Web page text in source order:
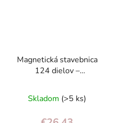
Magnetická stavebnica
124 dielov –
deti 3+ (kreatívna)
Skladom (>5 ks)